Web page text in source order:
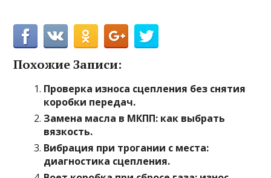
Похожие Записи:
Проверка износа сцепления без снятия
коробки передач.
Замена масла в МКПП: как выбрать
вязкость.
Вибрация при трогании с места:
диагностика сцепления.